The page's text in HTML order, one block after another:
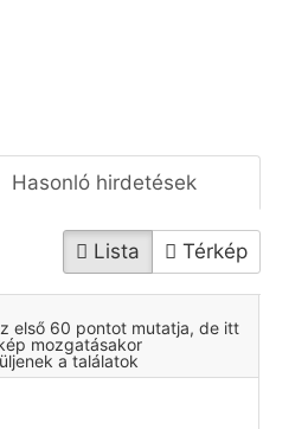
Hasonló hirdetések
Lista Térkép
első 60 pontot mutatja, de itt
mozgatásakor
a találatok